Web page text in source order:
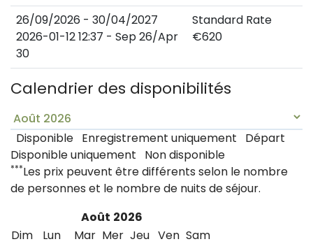
26/09/2026 - 30/04/2027
2026-01-12 12:37 - Sep 26/Apr
30
Standard Rate
€620
Calendrier des disponibilités
Disponible Enregistrement uniquement
Départ
Disponible uniquement
Non disponible
***Les prix peuvent être différents selon le nombre
de personnes et le nombre de nuits de séjour.
Août 2026
Dim
Lun Mar Mer Jeu Ven Sam